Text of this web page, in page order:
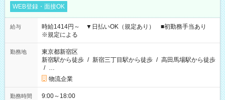
WEB登録・面接OK
給与
時給1414円～ ▼日払いOK（規定あり） ■初勤務手当あり
※規定による
勤務地
東京都新宿区
新宿駅から徒歩 / 新宿三丁目駅から徒歩 / 高田馬場駅から徒歩
/ …
物流企業
勤務時間 9:00～18:00